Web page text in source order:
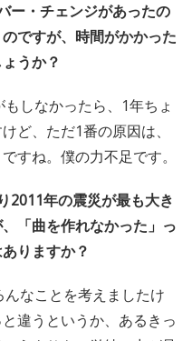
ー・チェンジがあったの
ですが、時間がかかった
うか？
しなかったら、1年ちょ
ど、ただ1番の原因は、
すね。僕の力不足です。
年の震災が最も大き
「曲を作れなかった」っ
りますか？
なことを考えましたけ
違うというか、あるきっ